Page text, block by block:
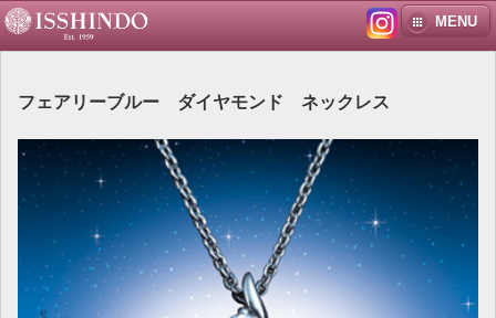
MENU
フェアリーブルー ダイヤモンド ネックレス